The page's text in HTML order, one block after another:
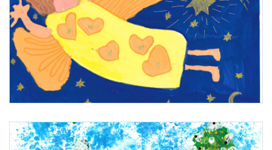
1. Platz: Judith Schulmeister, Volksschule Sallingberg, Niederösterreich